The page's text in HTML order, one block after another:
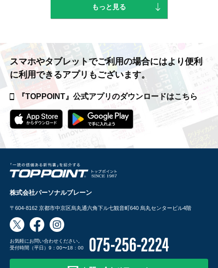
もっと見る
スマホやタブレットでご利用の場合にはより便利
に利用できるアプリもございます。
『TOPPOINT』公式アプリのダウンロードはこちら
株式会社パーソナルブレーン
〒604-8162 京都市中京区烏丸通六角下ル七観音町640 烏丸センタービル4階
お気軽にお問い合わせください。
受付時間（平日）9：00〜18：00